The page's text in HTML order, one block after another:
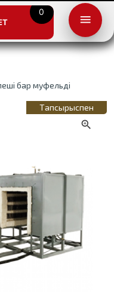
0
menu
бар муфельді пеш. CBF
Тапсырыспен